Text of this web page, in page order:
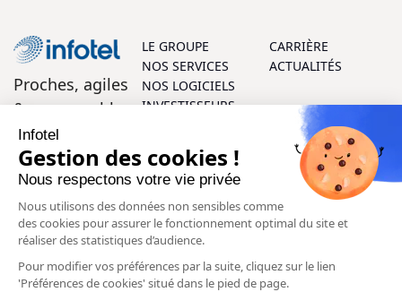
Proches, agiles
& responsables
LE GROUPE
NOS SERVICES
NOS LOGICIELS
INVESTISSEURS
CARRIÈRE
ACTUALITÉS
On vous aide ?
Parlons ensemble ! Vos questions et vos retours sont les
bienvenus, et notre équipe d’experts se fera un plaisir de
vous aider à chaque étape.
Contactez-nous
Infotel
Gestion des cookies !
Nous respectons votre vie privée
Nous utilisons des données non sensibles comme
des cookies pour assurer le fonctionnement optimal du site et
réaliser des statistiques d’audience.
Pour modifier vos préférences par la suite, cliquez sur le lien
'Préférences de cookies' situé dans le pied de page.